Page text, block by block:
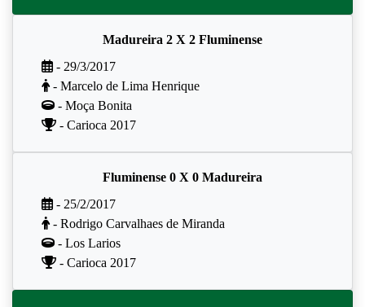
Madureira 2 X 2 Fluminense
- 29/3/2017
- Marcelo de Lima Henrique
- Moça Bonita
- Carioca 2017
Fluminense 0 X 0 Madureira
- 25/2/2017
- Rodrigo Carvalhaes de Miranda
- Los Larios
- Carioca 2017